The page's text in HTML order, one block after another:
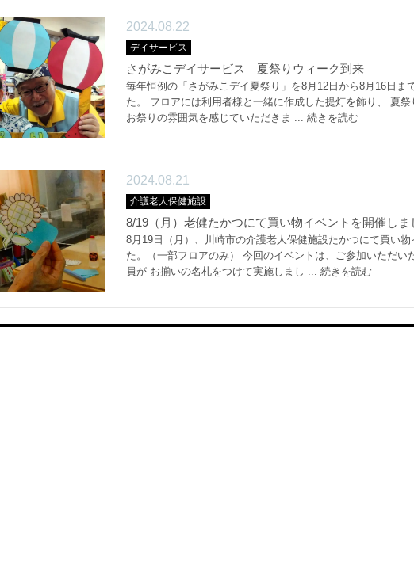
2024.08.22
デイサービス
さがみこデイサービス 夏祭りウィーク到来
毎年恒例の「さがみこデイ夏祭り」を8月12日から8月16日ま
た。 フロアには利用者様と一緒に作成した提灯を飾り、 夏
お祭りの雰囲気を感じていただきま ... 続きを読む
2024.08.21
介護老人保健施設
8/19（月）老健たかつにて買い物イベントを開催しま
8月19日（月）、川崎市の介護老人保健施設たかつにて買い物
た。（一部フロアのみ） 今回のイベントは、ご参加いただい
員が お揃いの名札をつけて実施しまし ... 続きを読む